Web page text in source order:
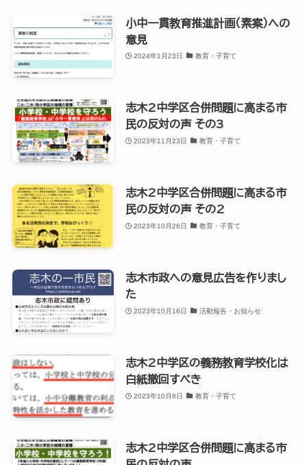
小中一貫教育推進計画（素案）への
意見
2024年1月23日 教育・子育て
志木2中学区合併問題に高まる市
民の反対の声 その3
2023年11月23日 教育・子育て
志木2中学区合併問題に高まる市
民の反対の声 その2
2023年10月26日 教育・子育て
志木市政への意見広告を作りまし
た
2023年10月16日 活動報告・お知らせ
志木2中学区の義務教育学校化は
白紙撤回すべき
2023年10月8日 教育・子育て
志木2中学区合併問題に高まる市